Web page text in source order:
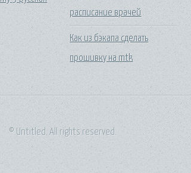
расписание врачей
Как из бэкапа сделать
прошивку на mtk
© Untitled. All rights reserved.